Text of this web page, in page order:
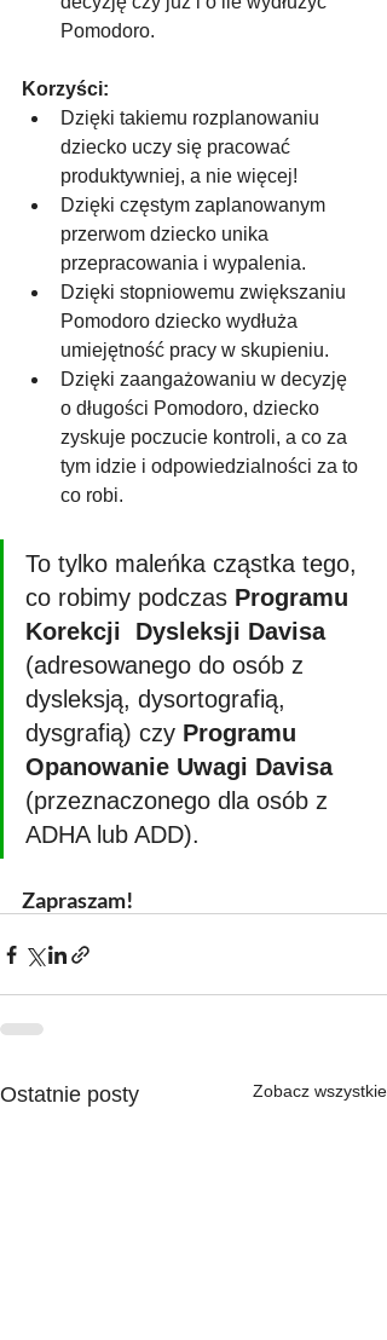
Pomodoro.
Korzyści:
Dzięki takiemu rozplanowaniu
dziecko uczy się pracować
produktywniej, a nie więcej!
Dzięki częstym zaplanowanym
przerwom dziecko unika
przepracowania i wypalenia.
Dzięki stopniowemu zwiększaniu
Pomodoro dziecko wydłuża
umiejętność pracy w skupieniu.
Dzięki zaangażowaniu w decyzję
o długości Pomodoro, dziecko
zyskuje poczucie kontroli, a co za
tym idzie i odpowiedzialności za to
co robi.
To tylko maleńka cząstka tego,
co robimy podczas Programu
Korekcji  Dysleksji Davisa
(adresowanego do osób z
dysleksją, dysortografią,
dysgrafią) czy Programu
Opanowanie Uwagi Davisa
(przeznaczonego dla osób z
ADHA lub ADD).
Zapraszam!
Ostatnie posty Zobacz wszystkie